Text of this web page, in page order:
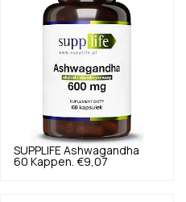
SUPPLIFE Ashwagandha
60 Kappen. €9,07